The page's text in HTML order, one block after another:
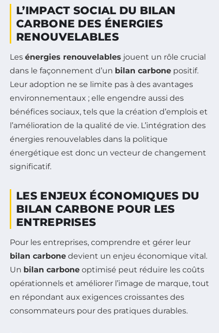
L’IMPACT SOCIAL DU BILAN
CARBONE DES ÉNERGIES
RENOUVELABLES
Les énergies renouvelables jouent un rôle crucial
dans le façonnement d’un bilan carbone positif.
Leur adoption ne se limite pas à des avantages
environnementaux ; elle engendre aussi des
bénéfices sociaux, tels que la création d’emplois et
l’amélioration de la qualité de vie. L’intégration des
énergies renouvelables dans la politique
énergétique est donc un vecteur de changement
significatif.
LES ENJEUX ÉCONOMIQUES DU
BILAN CARBONE POUR LES
ENTREPRISES
Pour les entreprises, comprendre et gérer leur
bilan carbone devient un enjeu économique vital.
Un bilan carbone optimisé peut réduire les coûts
opérationnels et améliorer l’image de marque, tout
en répondant aux exigences croissantes des
consommateurs pour des pratiques durables.